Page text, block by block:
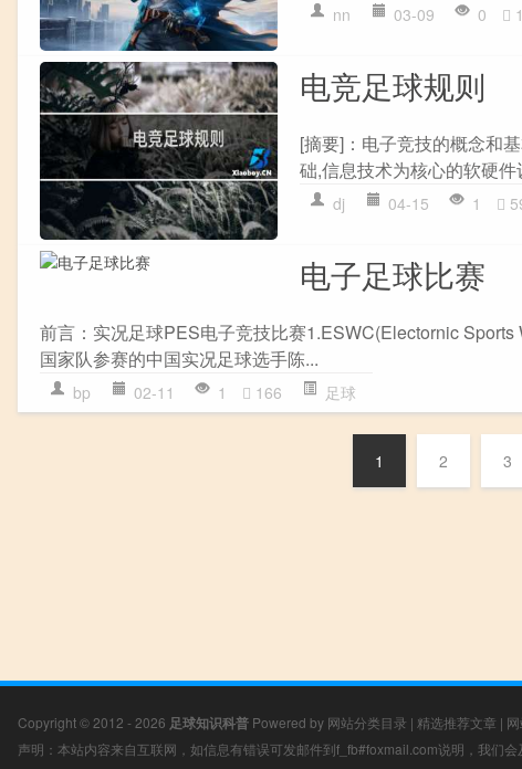
nn 03-09 0
电竞足球规则
[摘要]：电子竞技的概念和
础,信息技术为核心的软硬
dj 04-15 1
电子足球比赛
前言：实况足球PES电子竞技比赛1.ESWC(Electornic
国家队参赛的中国实况足球选手陈...
bp 02-11 1 166 足球
1 2 3
Copyright © 2012 - 2026 足球知识科普 Powered by 网站分类目录 | 精选推荐文章 |
声明：本站内容来自互联网，如信息有错误可发邮件到f_fb#foxmail.com说明，我们会